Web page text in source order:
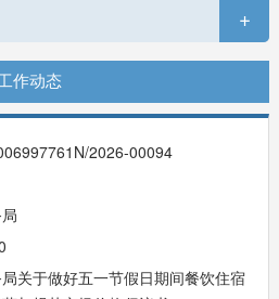
+
作动态
2026-00094
关于做好五一节假日期间餐饮住宿